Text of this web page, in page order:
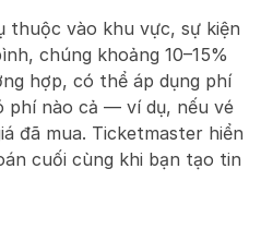
thuộc vào khu vực, sự kiện
chúng khoảng 10–15%
hợp, có thể áp dụng phí
phí nào cả — ví dụ, nếu vé
đã mua. Ticketmaster hiển
cuối cùng khi bạn tạo tin